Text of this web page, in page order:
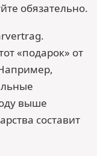
обязательно.
«подарок» от
выше
составит